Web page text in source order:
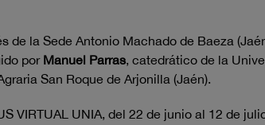
de la Sede Antonio Machado de Baeza
por Manuel Parras, catedrático de la
San Roque de Arjonilla (Jaén).
VIRTUAL UNIA, del 22 de junio al 12 de